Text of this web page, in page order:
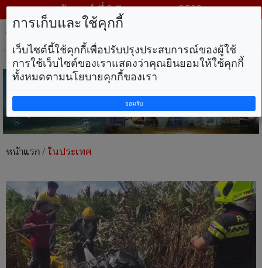
วันเสาร์ ที่ 8 สิงหาคม พ.ศ. 2569
หน้าแรก/ในประเทศ
การเก็บและใช้คุกกี้
เว็บไซต์นี้ใช้คุกกี้เพื่อปรับปรุงประสบการณ์ของผู้ใช้
การใช้เว็บไซต์ของเราแสดงว่าคุณยินยอมให้ใช้คุกกี้
ทั้งหมดตามนโยบายคุกกี้ของเรา
ยอมรับ